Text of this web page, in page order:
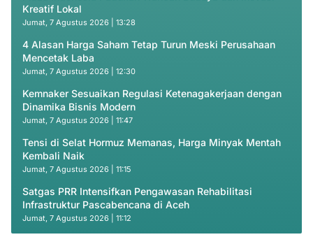
Kreatif Lokal
Jumat, 7 Agustus 2026 | 13:28
4 Alasan Harga Saham Tetap Turun Meski Perusahaan
Mencetak Laba
Jumat, 7 Agustus 2026 | 12:30
Kemnaker Sesuaikan Regulasi Ketenagakerjaan dengan
Dinamika Bisnis Modern
Jumat, 7 Agustus 2026 | 11:47
Tensi di Selat Hormuz Memanas, Harga Minyak Mentah
Kembali Naik
Jumat, 7 Agustus 2026 | 11:15
Satgas PRR Intensifkan Pengawasan Rehabilitasi
Infrastruktur Pascabencana di Aceh
Jumat, 7 Agustus 2026 | 11:12